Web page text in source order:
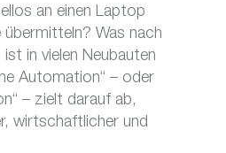
an einen Laptop
Was nach
in vielen Neubauten
Automation“ – oder
– zielt darauf ab,
wirtschaftlicher und